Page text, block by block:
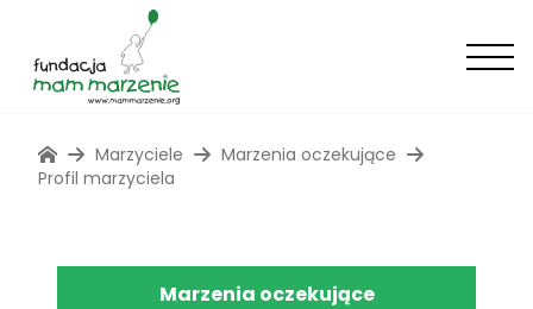
Marzyciele
Marzenia oczekujące
Profil marzyciela
Marzenia oczekujące